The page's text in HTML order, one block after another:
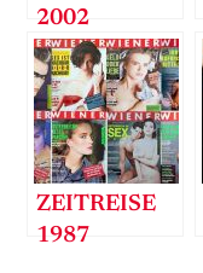
2002
ZEITREISE
1987